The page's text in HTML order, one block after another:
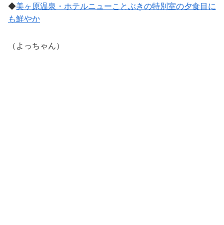
◆美ヶ原温泉・ホテルニューことぶきの特別室の夕食目に
も鮮やか
（よっちゃん）